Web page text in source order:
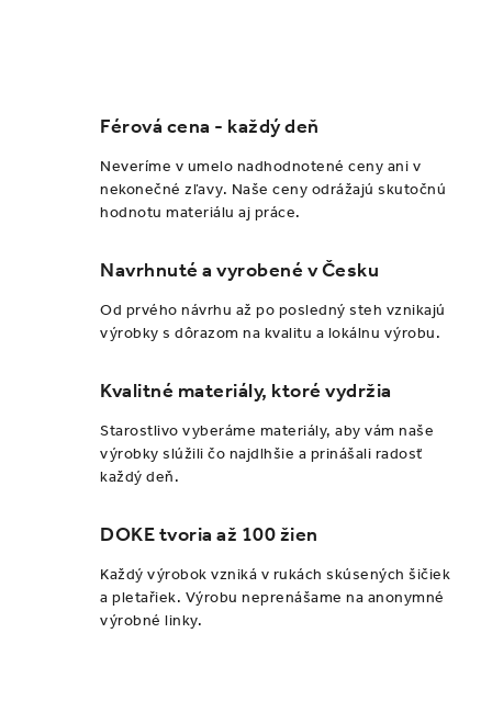
Férová cena - každý deň
Neveríme v umelo nadhodnotené ceny ani v
nekonečné zľavy. Naše ceny odrážajú skutočnú
hodnotu materiálu aj práce.
Navrhnuté a vyrobené v Česku
Od prvého návrhu až po posledný steh vznikajú
výrobky s dôrazom na kvalitu a lokálnu výrobu.
Kvalitné materiály, ktoré vydržia
Starostlivo vyberáme materiály, aby vám naše
výrobky slúžili čo najdlhšie a prinášali radosť
každý deň.
DOKE tvoria až 100 žien
Každý výrobok vzniká v rukách skúsených šičiek
a pletařiek. Výrobu neprenášame na anonymné
výrobné linky.